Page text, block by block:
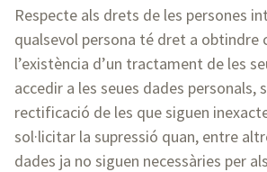
Respecte als drets de les persones
qualsevol persona té dret a obtindre
l’existència d’un tractament de les
accedir a les seues dades personals,
rectificació de les que siguen
sol·licitar la supressió quan, entre
dades ja no siguen necessàries per